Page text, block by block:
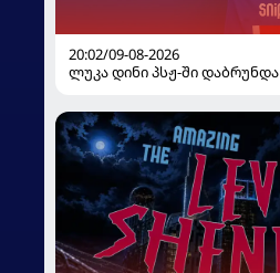
20:02/09-08-2026
ლუკა დინი პსჟ-ში დაბრუნდა